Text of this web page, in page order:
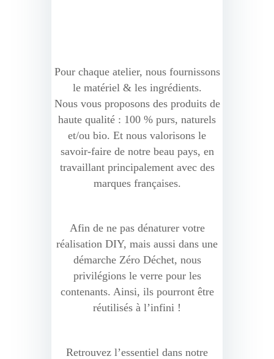
Pour chaque atelier, nous fournissons
le matériel & les ingrédients.
Nous vous proposons des produits de
haute qualité : 100 % purs, naturels
et/ou bio. Et nous valorisons le
savoir-faire de notre beau pays, en
travaillant principalement avec des
marques françaises.
Afin de ne pas dénaturer votre
réalisation DIY, mais aussi dans une
démarche Zéro Déchet, nous
privilégions le verre pour les
contenants. Ainsi, ils pourront être
réutilisés à l’infini !
Retrouvez l’essentiel dans notre